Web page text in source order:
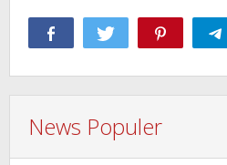
News Populer